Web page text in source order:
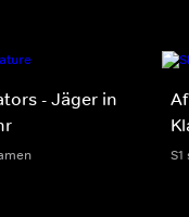
- Jäger in